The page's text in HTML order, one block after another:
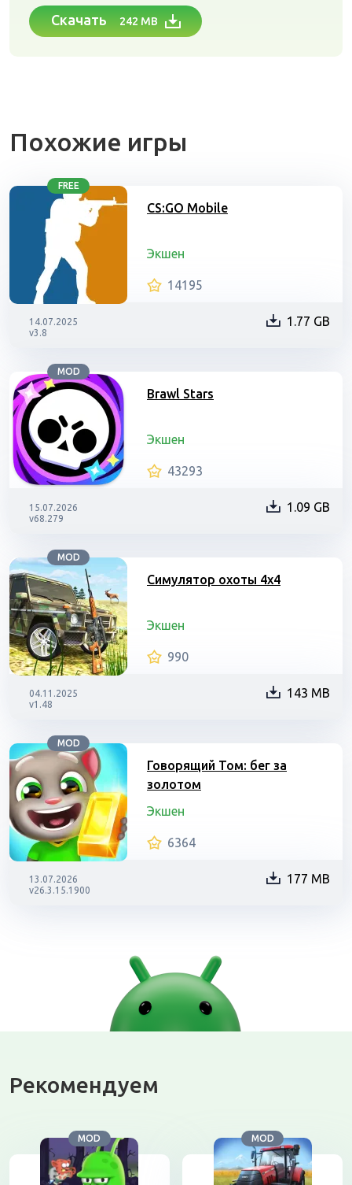
Скачать 242 MB
Похожие игры
FREE
CS:GO Mobile
Экшен
14195
14.07.2025
v3.8
1.77 GB
MOD
Brawl Stars
Экшен
43293
15.07.2026
v68.279
1.09 GB
MOD
Симулятор охоты 4х4
Экшен
990
04.11.2025
v1.48
143 MB
MOD
Говорящий Том: бег за
золотом
Экшен
6364
13.07.2026
v26.3.15.1900
177 MB
Рекомендуем
MOD MOD